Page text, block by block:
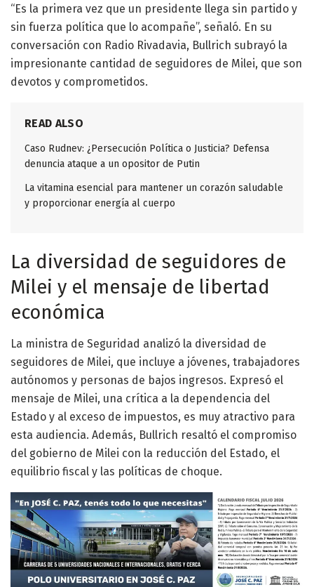
“Es la primera vez que un presidente llega sin partido y
sin fuerza política que lo acompañe”, señaló. En su
conversación con Radio Rivadavia, Bullrich subrayó la
impresionante cantidad de seguidores de Milei, que son
devotos y comprometidos.
READ ALSO
Caso Rudnev: ¿Persecución Política o Justicia? Defensa
denuncia ataque a un opositor de Putin
La vitamina esencial para mantener un corazón saludable
y proporcionar energía al cuerpo
La diversidad de seguidores de
Milei y el mensaje de libertad
económica
La ministra de Seguridad analizó la diversidad de
seguidores de Milei, que incluye a jóvenes, trabajadores
autónomos y personas de bajos ingresos. Expresó el
mensaje de Milei, una crítica a la dependencia del
Estado y al exceso de impuestos, es muy atractivo para
esta audiencia. Además, Bullrich resaltó el compromiso
del gobierno de Milei con la reducción del Estado, el
equilibrio fiscal y las políticas de choque.